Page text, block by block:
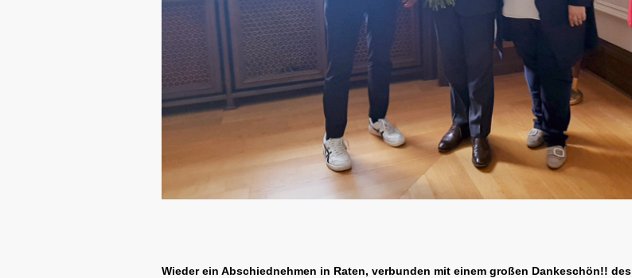
Wieder ein Abschiednehmen in Raten, verbunden mit einem großen Dankeschön!! des